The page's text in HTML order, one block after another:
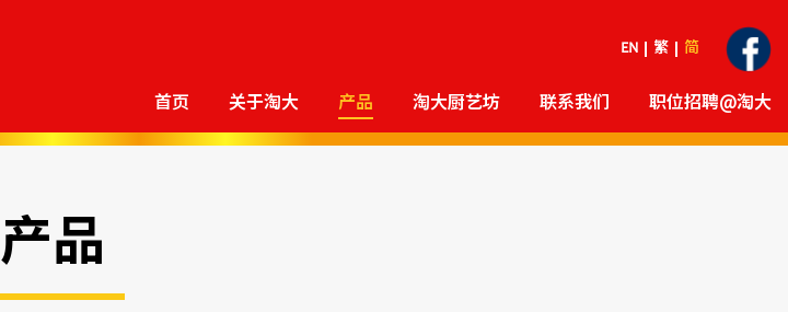
EN 繁 简
首页 关于淘大 产品 淘大厨艺坊 联系我们 职位招聘@淘大
产品